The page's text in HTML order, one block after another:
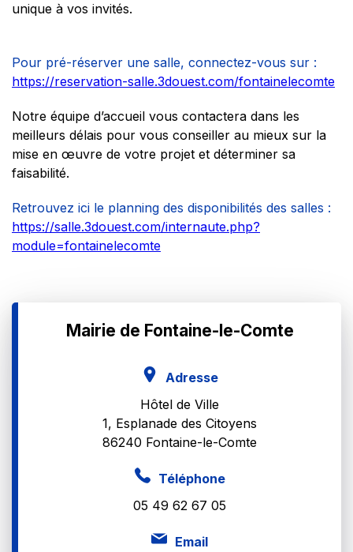
PORTAIL
PUBLICATIONS COMMUNALES
Actualités Agenda Contact Publications communales
unique à vos invités.
Pour pré-réserver une salle, connectez-vous sur :
https://reservation-salle.3douest.com/fontainelecomte
Notre équipe d’accueil vous contactera dans les
meilleurs délais pour vous conseiller au mieux sur la
mise en œuvre de votre projet et déterminer sa
faisabilité.
Retrouvez ici le planning des disponibilités des salles :
https://salle.3douest.com/internaute.php?
module=fontainelecomte
Mairie de Fontaine-le-Comte
Adresse
Hôtel de Ville
1, Esplanade des Citoyens
86240 Fontaine-le-Comte
Téléphone
05 49 62 67 05
Email